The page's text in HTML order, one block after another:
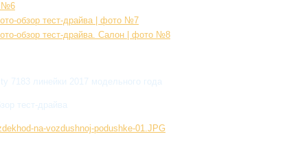
7183 линейки 2017 модельного года
тест-драйва
na-vozdushnoj-podushke-01.JPG